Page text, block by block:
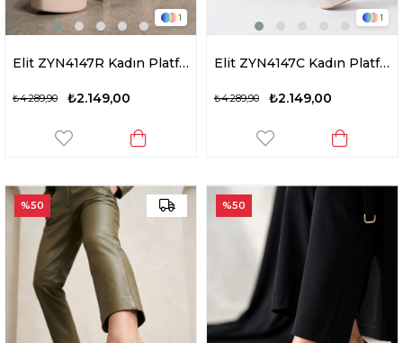
1
Elit ZYN4147R Kadın Platform Ayakkabı Pudra
₺2.149,00
₺4.289,90
1
Elit ZYN4147C Kadın Platform Ayakkabı Sedef
₺2.149,00
₺4.289,90
%50 %50